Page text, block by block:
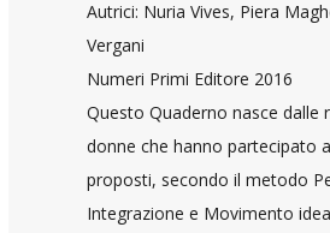
Autrici: Nuria Vives, Piera
Vergani
Numeri Primi Editore 2016
Questo Quaderno nasce dalle
donne che hanno partecipato
proposti, secondo il metodo
Integrazione e Movimento